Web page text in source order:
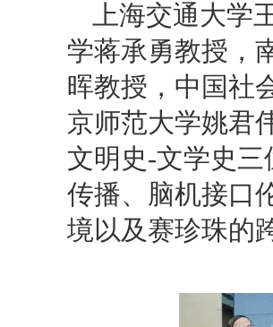
上海交通大学
学蒋承勇教授，
晖教授，中国社
京师范大学姚君
文明史-文学史三
传播、脑机接口
境以及赛珍珠的